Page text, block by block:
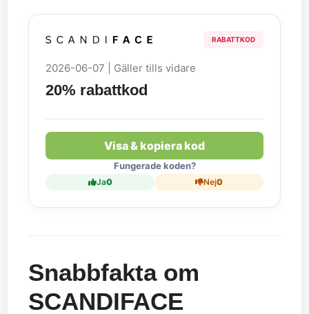
RABATTKOD
2026-06-07 | Gäller tills vidare
20% rabattkod
Visa & kopiera kod
Fungerade koden?
Ja0 Nej0
Snabbfakta om
SCANDIFACE